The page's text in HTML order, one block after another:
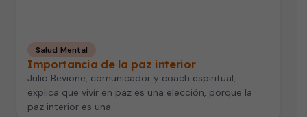
Salud Mental
Importancia de la paz interior
Julio Bevione, comunicador y coach espiritual,
explica que vivir en paz es una elección, porque la
paz interior es una…